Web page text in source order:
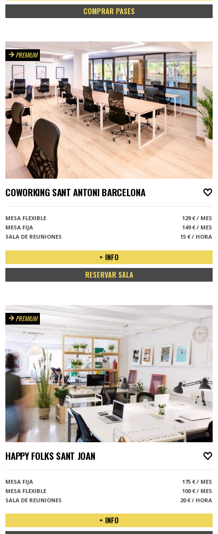
COMPRAR PASES
PREMIUM
COWORKING SANT ANTONI BARCELONA
MESA FLEXIBLE
129 € / MES
MESA FIJA
149 € / MES
SALA DE REUNIONES
15 € / HORA
+ INFO
RESERVAR SALA
PREMIUM
HAPPY FOLKS SANT JOAN
MESA FIJA
175 € / MES
MESA FLEXIBLE
100 € / MES
SALA DE REUNIONES
20 € / HORA
+ INFO